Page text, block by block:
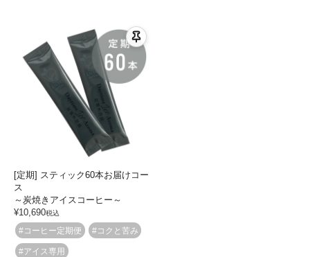
[定期] スティック60本お届けコー
ス
～炭焼きアイスコーヒー～
¥10,690税込
#コーヒー定期便 #コクと苦み
#アイス専用